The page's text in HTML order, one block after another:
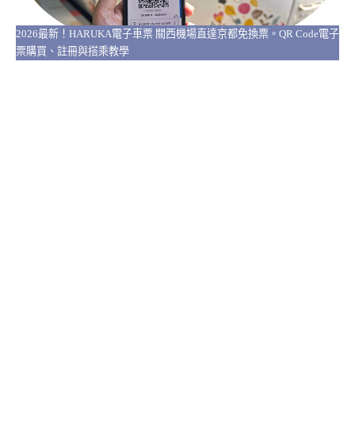
2026最新！HARUKA電子車票 關西機場直達京都免換票。QR Code電子
票購買、註冊與搭乘教學